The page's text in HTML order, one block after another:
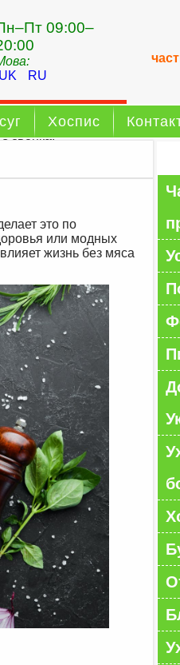
09:00–
UK
RU
звонка.
Хоспис
это по
или модных
жизнь без мяса